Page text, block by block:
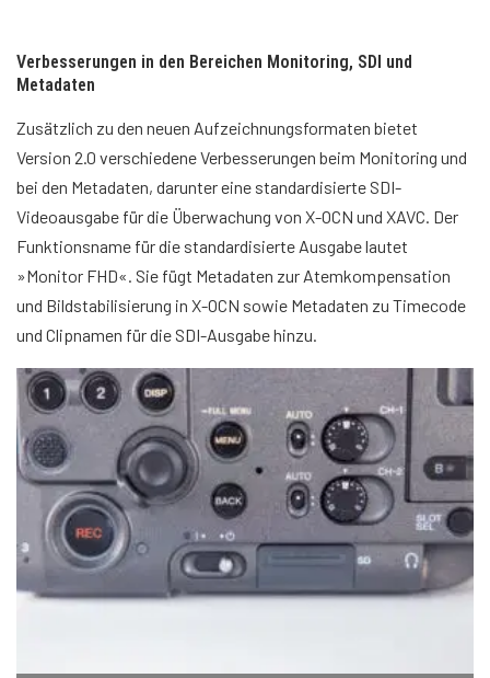
Verbesserungen in den Bereichen Monitoring, SDI und
Metadaten
Zusätzlich zu den neuen Aufzeichnungsformaten bietet
Version 2.0 verschiedene Verbesserungen beim Monitoring und
bei den Metadaten, darunter eine standardisierte SDI-
Videoausgabe für die Überwachung von X-OCN und XAVC. Der
Funktionsname für die standardisierte Ausgabe lautet
»Monitor FHD«. Sie fügt Metadaten zur Atemkompensation
und Bildstabilisierung in X-OCN sowie Metadaten zu Timecode
und Clipnamen für die SDI-Ausgabe hinzu.